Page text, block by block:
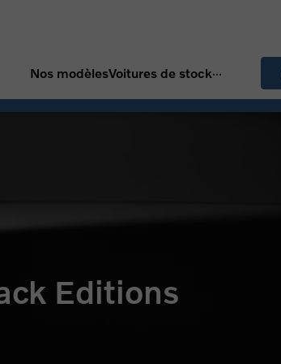
Nos modèlesVoitures de stock
Editions